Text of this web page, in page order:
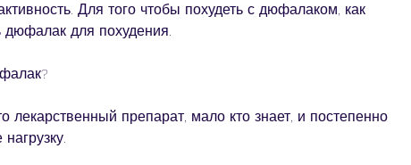
Для того чтобы похудеть с дюфалаком, как
дюфалак для похудения.
лекарственный препарат, мало кто знает, и постепенно